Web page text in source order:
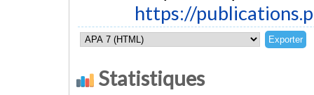
https://
Statistiques